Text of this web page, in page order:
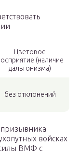
Цветовое
(наличие
дальтонизма)
без отклонений
призывника
войсках
ВМФ с